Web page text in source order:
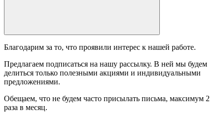
Благодарим за то, что проявили интерес к нашей работе.
Предлагаем подписаться на нашу рассылку. В ней мы будем
делиться только полезными акциями и индивидуальными
предложениями.
Обещаем, что не будем часто присылать письма, максимум 2
раза в месяц.